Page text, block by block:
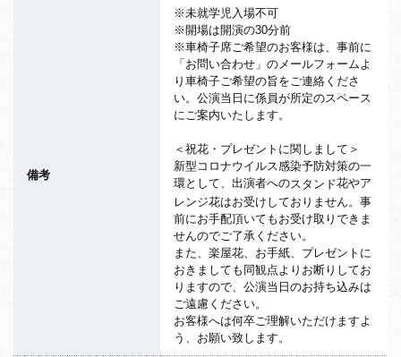
備考
※未就学児入場不可
※開場は開演の30分前
※車椅子席ご希望のお客様は、事前に
「お問い合わせ」のメールフォームよ
り車椅子ご希望の旨をご連絡くださ
い。公演当日に係員が所定のスペース
にご案内いたします。
＜祝花・プレゼントに関しまして＞
新型コロナウイルス感染予防対策の一
環として、出演者へのスタンド花やア
レンジ花はお受けしておりません。事
前にお手配頂いてもお受け取りできま
せんのでご了承ください。
また、楽屋花、お手紙、プレゼントに
おきましても同観点よりお断りしてお
りますので、 公演当日のお持ち込みは
ご遠慮ください。
お客様へは何卒ご理解いただけますよ
う、お願い致します。